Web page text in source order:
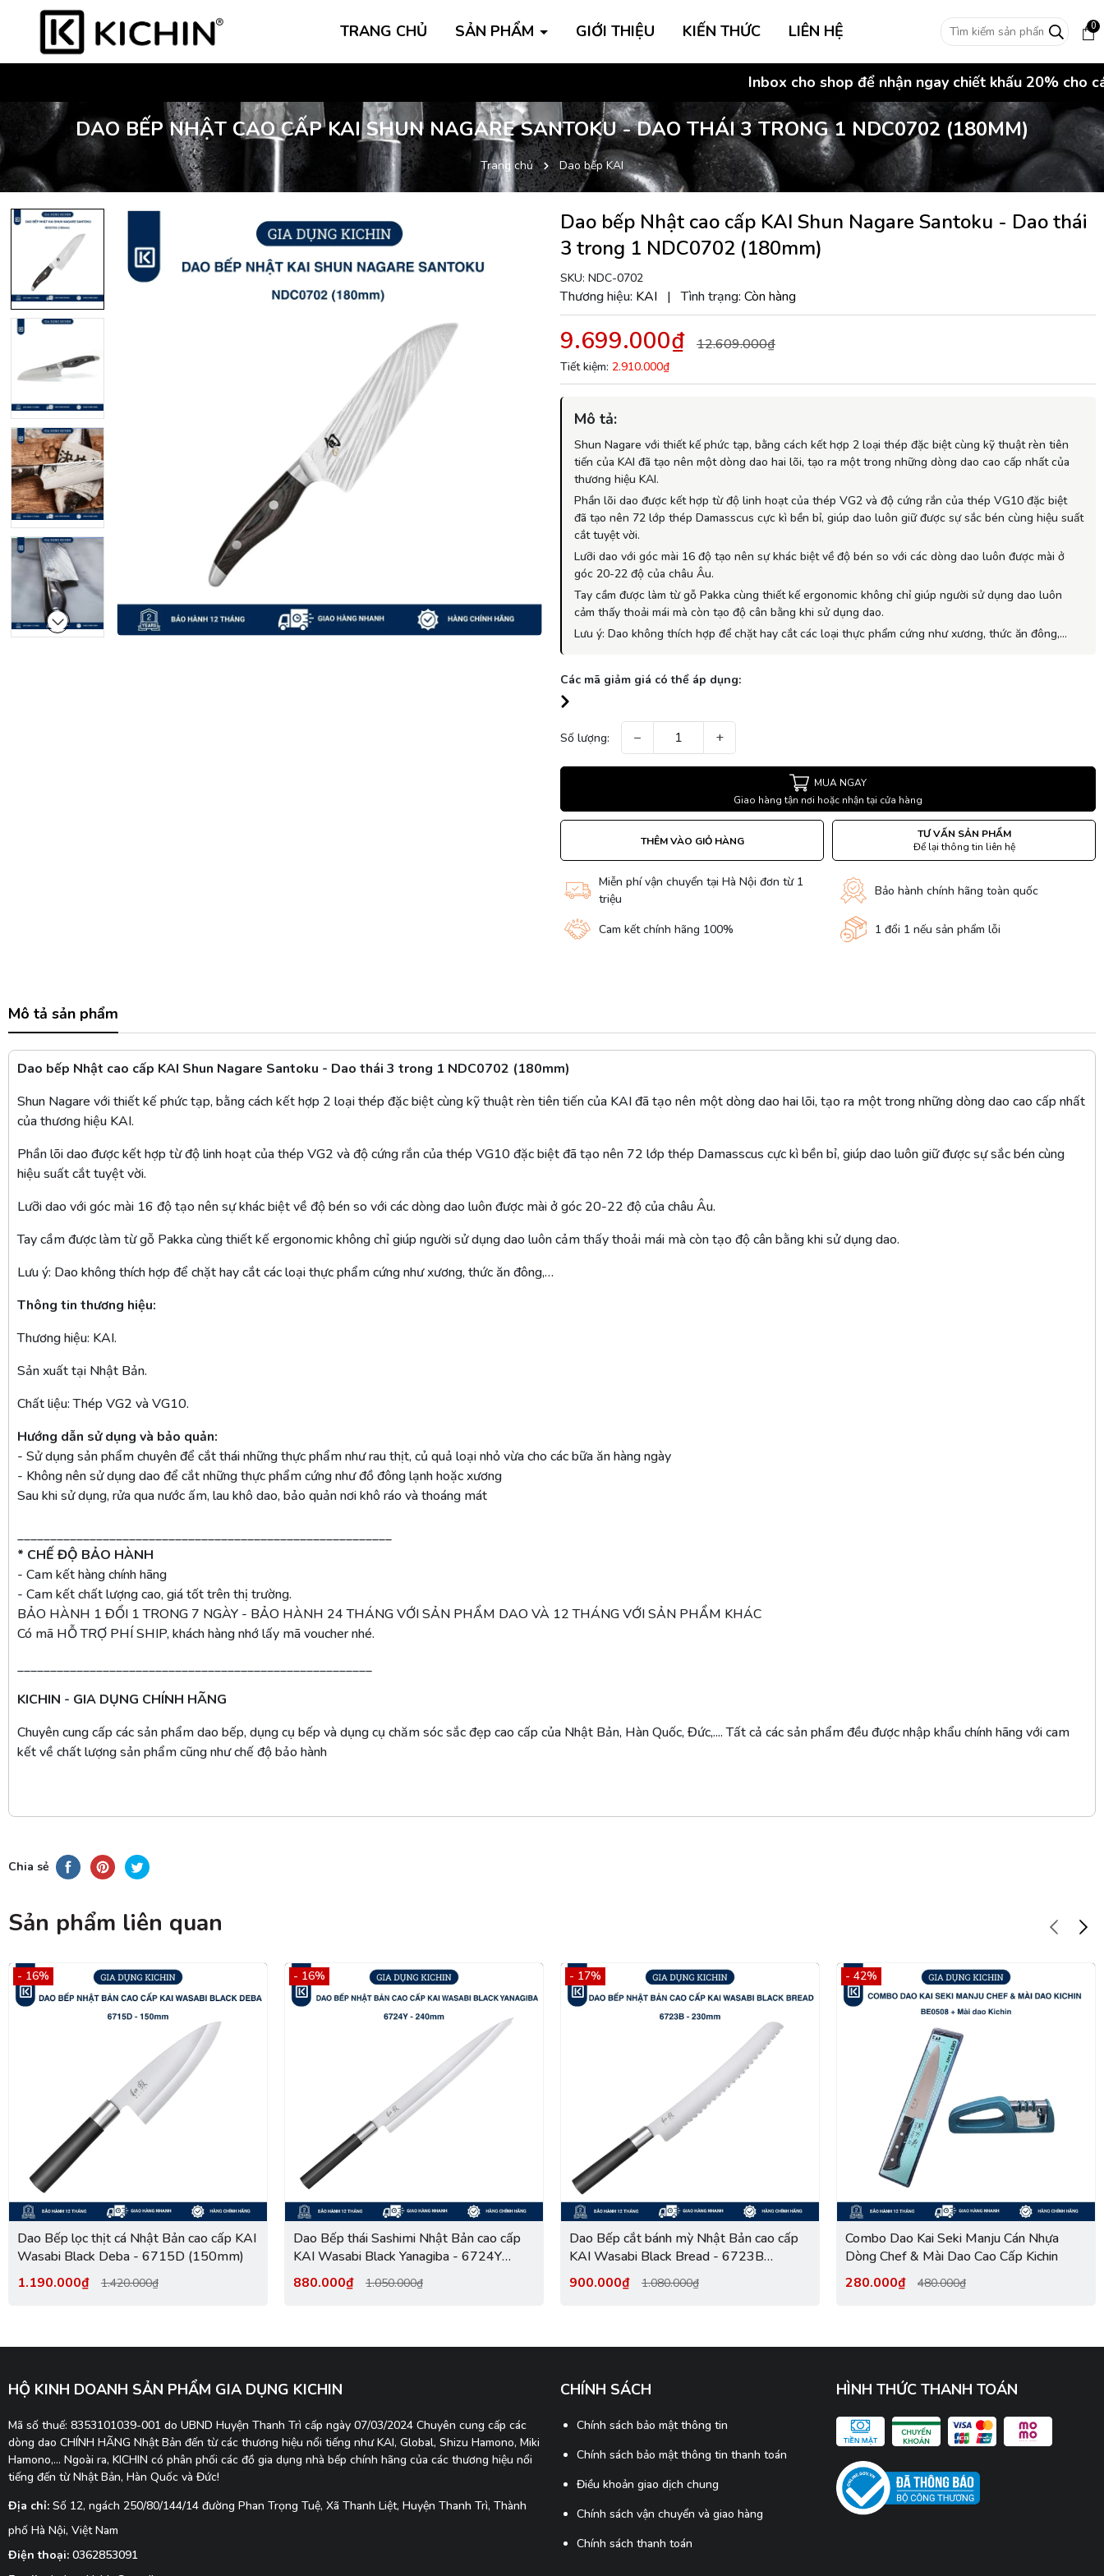
TRANG CHỦ SẢN PHẨM GIỚI THIỆU KIẾN THỨC LIÊN HỆ 0
Inbox cho shop để nhận ngay chiết khấu 20% cho các
DAO BẾP NHẬT CAO CẤP KAI SHUN NAGARE SANTOKU - DAO THÁI 3 TRONG 1 NDC0702 (180MM)
Trang chủ Dao bếp KAI
Dao bếp Nhật cao cấp KAI Shun Nagare Santoku - Dao thái
3 trong 1 NDC0702 (180mm)
SKU: NDC-0702
Thương hiệu: KAI | Tình trạng: Còn hàng
9.699.000₫ 12.609.000₫
Tiết kiệm: 2.910.000₫
Mô tả:
Shun Nagare với thiết kế phức tạp, bằng cách kết hợp 2 loại thép đặc biệt cùng kỹ thuật rèn tiên
tiến của KAI đã tạo nên một dòng dao hai lõi, tạo ra một trong những dòng dao cao cấp nhất của
thương hiệu KAI.
Phần lõi dao được kết hợp từ độ linh hoạt của thép VG2 và độ cứng rắn của thép VG10 đặc biệt
đã tạo nên 72 lớp thép Damasscus cực kì bền bỉ, giúp dao luôn giữ được sự sắc bén cùng hiệu suất
cắt tuyệt vời.
Lưỡi dao với góc mài 16 độ tạo nên sự khác biệt về độ bén so với các dòng dao luôn được mài ở
góc 20-22 độ của châu Âu.
Tay cầm được làm từ gỗ Pakka cùng thiết kế ergonomic không chỉ giúp người sử dụng dao luôn
cảm thấy thoải mái mà còn tạo độ cân bằng khi sử dụng dao.
Lưu ý: Dao không thích hợp để chặt hay cắt các loại thực phẩm cứng như xương, thức ăn đông,…
Các mã giảm giá có thể áp dụng:
Số lượng: − +
MUA NGAY
Giao hàng tận nơi hoặc nhận tại cửa hàng
THÊM VÀO GIỎ HÀNG
TƯ VẤN SẢN PHẨM
Để lại thông tin liên hệ
Miễn phí vận chuyển tại Hà Nội đơn từ 1
triệu
Bảo hành chính hãng toàn quốc
Cam kết chính hãng 100% 1 đổi 1 nếu sản phẩm lỗi
Mô tả sản phẩm
Dao bếp Nhật cao cấp KAI Shun Nagare Santoku - Dao thái 3 trong 1 NDC0702 (180mm)
Shun Nagare với thiết kế phức tạp, bằng cách kết hợp 2 loại thép đặc biệt cùng kỹ thuật rèn tiên tiến của KAI đã tạo nên một dòng dao hai lõi, tạo ra một trong những dòng dao cao cấp nhất
của thương hiệu KAI.
Phần lõi dao được kết hợp từ độ linh hoạt của thép VG2 và độ cứng rắn của thép VG10 đặc biệt đã tạo nên 72 lớp thép Damasscus cực kì bền bỉ, giúp dao luôn giữ được sự sắc bén cùng
hiệu suất cắt tuyệt vời.
Lưỡi dao với góc mài 16 độ tạo nên sự khác biệt về độ bén so với các dòng dao luôn được mài ở góc 20-22 độ của châu Âu.
Tay cầm được làm từ gỗ Pakka cùng thiết kế ergonomic không chỉ giúp người sử dụng dao luôn cảm thấy thoải mái mà còn tạo độ cân bằng khi sử dụng dao.
Lưu ý: Dao không thích hợp để chặt hay cắt các loại thực phẩm cứng như xương, thức ăn đông,…
Thông tin thương hiệu:
Thương hiệu: KAI.
Sản xuất tại Nhật Bản.
Chất liệu: Thép VG2 và VG10.
Hướng dẫn sử dụng và bảo quản:
- Sử dụng sản phẩm chuyên để cắt thái những thực phẩm như rau thịt, củ quả loại nhỏ vừa cho các bữa ăn hàng ngày
- Không nên sử dụng dao để cắt những thực phẩm cứng như đồ đông lạnh hoặc xương
Sau khi sử dụng, rửa qua nước ấm, lau khô dao, bảo quản nơi khô ráo và thoáng mát
_________________________________________________________
* CHẾ ĐỘ BẢO HÀNH
- Cam kết hàng chính hãng
- Cam kết chất lượng cao, giá tốt trên thị trường.
BẢO HÀNH 1 ĐỔI 1 TRONG 7 NGÀY - BẢO HÀNH 24 THÁNG VỚI SẢN PHẨM DAO VÀ 12 THÁNG VỚI SẢN PHẨM KHÁC
Có mã HỖ TRỢ PHÍ SHIP, khách hàng nhớ lấy mã voucher nhé.
______________________________________________________
KICHIN - GIA DỤNG CHÍNH HÃNG
Chuyên cung cấp các sản phẩm dao bếp, dụng cụ bếp và dụng cụ chăm sóc sắc đẹp cao cấp của Nhật Bản, Hàn Quốc, Đức,.... Tất cả các sản phẩm đều được nhập khẩu chính hãng với cam
kết về chất lượng sản phẩm cũng như chế độ bảo hành
Chia sẻ
Sản phẩm liên quan
- 16%
Dao Bếp lọc thịt cá Nhật Bản cao cấp KAI
Wasabi Black Deba - 6715D (150mm)
1.190.000₫
1.420.000₫
- 16%
Dao Bếp thái Sashimi Nhật Bản cao cấp
KAI Wasabi Black Yanagiba - 6724Y
(240mm)
880.000₫ 1.050.000₫
- 17%
Dao Bếp cắt bánh mỳ Nhật Bản cao cấp
KAI Wasabi Black Bread - 6723B
(230mm)
900.000₫ 1.080.000₫
- 42%
Combo Dao Kai Seki Manju Cán Nhựa
Dòng Chef & Mài Dao Cao Cấp Kichin
280.000₫
480.000₫
HỘ KINH DOANH SẢN PHẨM GIA DỤNG KICHIN
Mã số thuế: 8353101039-001 do UBND Huyện Thanh Trì cấp ngày 07/03/2024 Chuyên cung cấp các
dòng dao CHÍNH HÃNG Nhật Bản đến từ các thương hiệu nổi tiếng như KAI, Global, Shizu Hamono, Miki
Hamono,... Ngoài ra, KICHIN có phân phối các đồ gia dụng nhà bếp chính hãng của các thương hiệu nổi
tiếng đến từ Nhật Bản, Hàn Quốc và Đức!
Địa chỉ: Số 12, ngách 250/80/144/14 đường Phan Trọng Tuệ, Xã Thanh Liệt, Huyện Thanh Trì, Thành
phố Hà Nội, Việt Nam
Điện thoại: 0362853091
CHÍNH SÁCH
Chính sách bảo mật thông tin
Chính sách bảo mật thông tin thanh toán
Điều khoản giao dịch chung
Chính sách vận chuyển và giao hàng
Chính sách thanh toán
HÌNH THỨC THANH TOÁN